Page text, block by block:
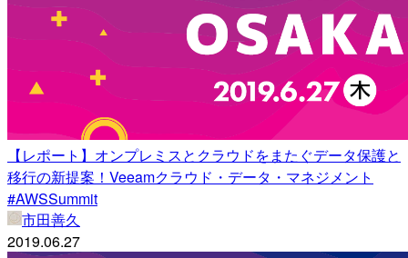
【レポート】オンプレミスとクラウドをまたぐデータ保護と
移行の新提案！Veeamクラウド・データ・マネジメント
#AWSSummit
市田善久
2019.06.27